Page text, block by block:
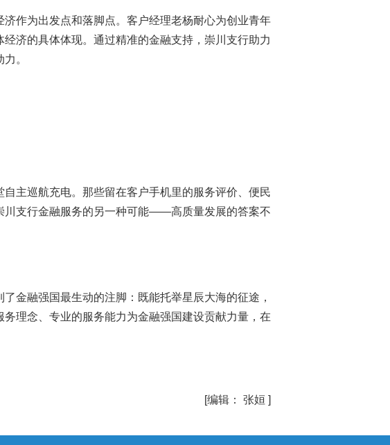
作为出发点和落脚点。客户经理老杨耐心为创业青年
济的具体体现。通过精准的金融支持，崇川支行助力
。
主巡航充电。那些留在客户手机里的服务评价、便民
支行金融服务的另一种可能——高质量发展的答案不
金融强国最生动的注脚：既能托举星辰大海的征途，
理念、专业的服务能力为金融强国建设贡献力量，在
[编辑： 张姮 ]